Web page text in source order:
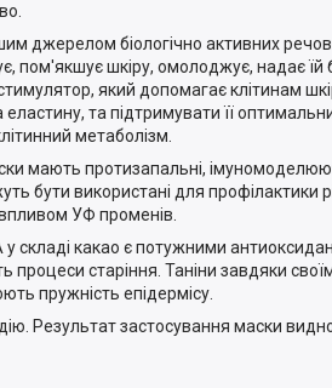
джерелом біологічно активних
пом'якшує шкіру, омолоджує, надає їй
який допомагає клітинам
та підтримувати її
метаболізм.
мають протизапальні,
бути використані для профілактики
УФ променів.
у складі какао є потужними
процеси старіння. Таніни завдяки
пружність епідермісу.
Результат застосування маски